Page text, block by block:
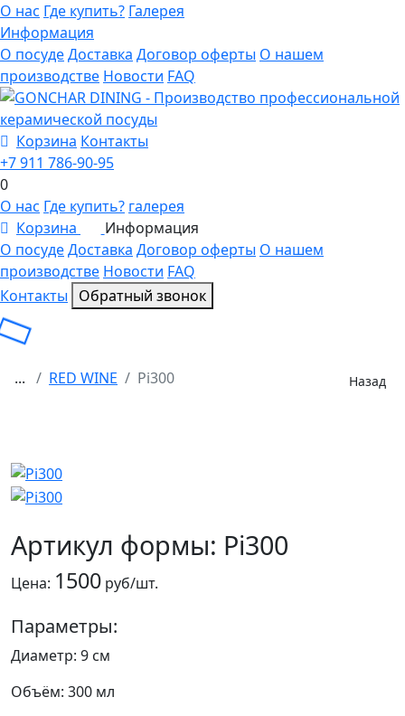
О нас Где купить? Галерея
Информация
О посудеДоставка Договор оферты О нашем
производстве Новости FAQ
Корзина Контакты
+7 911 786-90-95
0
О нас Где купить? галерея
Корзина
Информация
О посудеДоставка Договор оферты О нашем
производстве Новости FAQ
Контакты
Обратный звонок
... RED WINE Pi300 Назад
Артикул формы: Pi300
Цена: 1500 руб/шт.
Параметры:
Диаметр: 9 см
Объём: 300 мл